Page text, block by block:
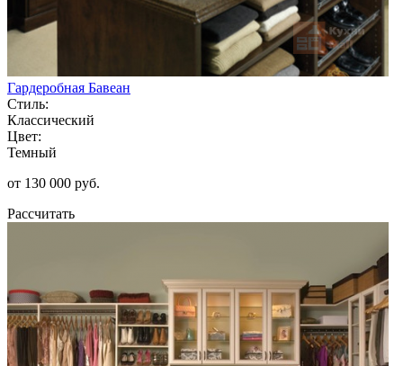
Гардеробная Бавеан
Стиль:
Классический
Цвет:
Темный
от 130 000 руб.
Рассчитать